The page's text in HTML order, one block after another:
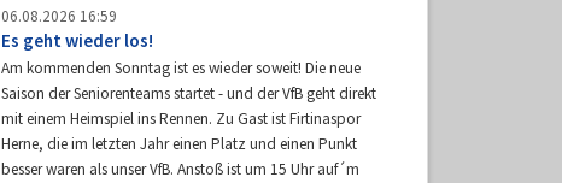
GmbH
sponsert
unsere
G3!
06.08.2026 16:59
Es geht wieder los!
Am kommenden Sonntag ist es wieder soweit! Die neue
Saison der Seniorenteams startet - und der VfB geht direkt
mit einem Heimspiel ins Rennen. Zu Gast ist Firtinaspor
Herne, die im letzten Jahr einen Platz und einen Punkt
besser waren als unser VfB. Anstoß ist um 15 Uhr auf´m